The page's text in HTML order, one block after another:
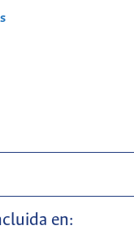
en: